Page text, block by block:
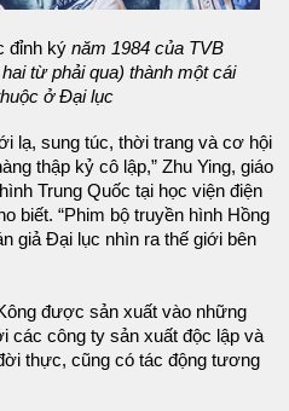
đỉnh ký năm 1984 của TVB
từ phải qua) thành một cái
ở Đại lục
lạ, sung túc, thời trang và cơ hội
thập kỷ cô lập,” Zhu Ying, giáo
Trung Quốc tại học viện điện
biết. “Phim bộ truyền hình Hồng
giả Đại lục nhìn ra thế giới bên
được sản xuất vào những
các công ty sản xuất độc lập và
thực, cũng có tác động tương